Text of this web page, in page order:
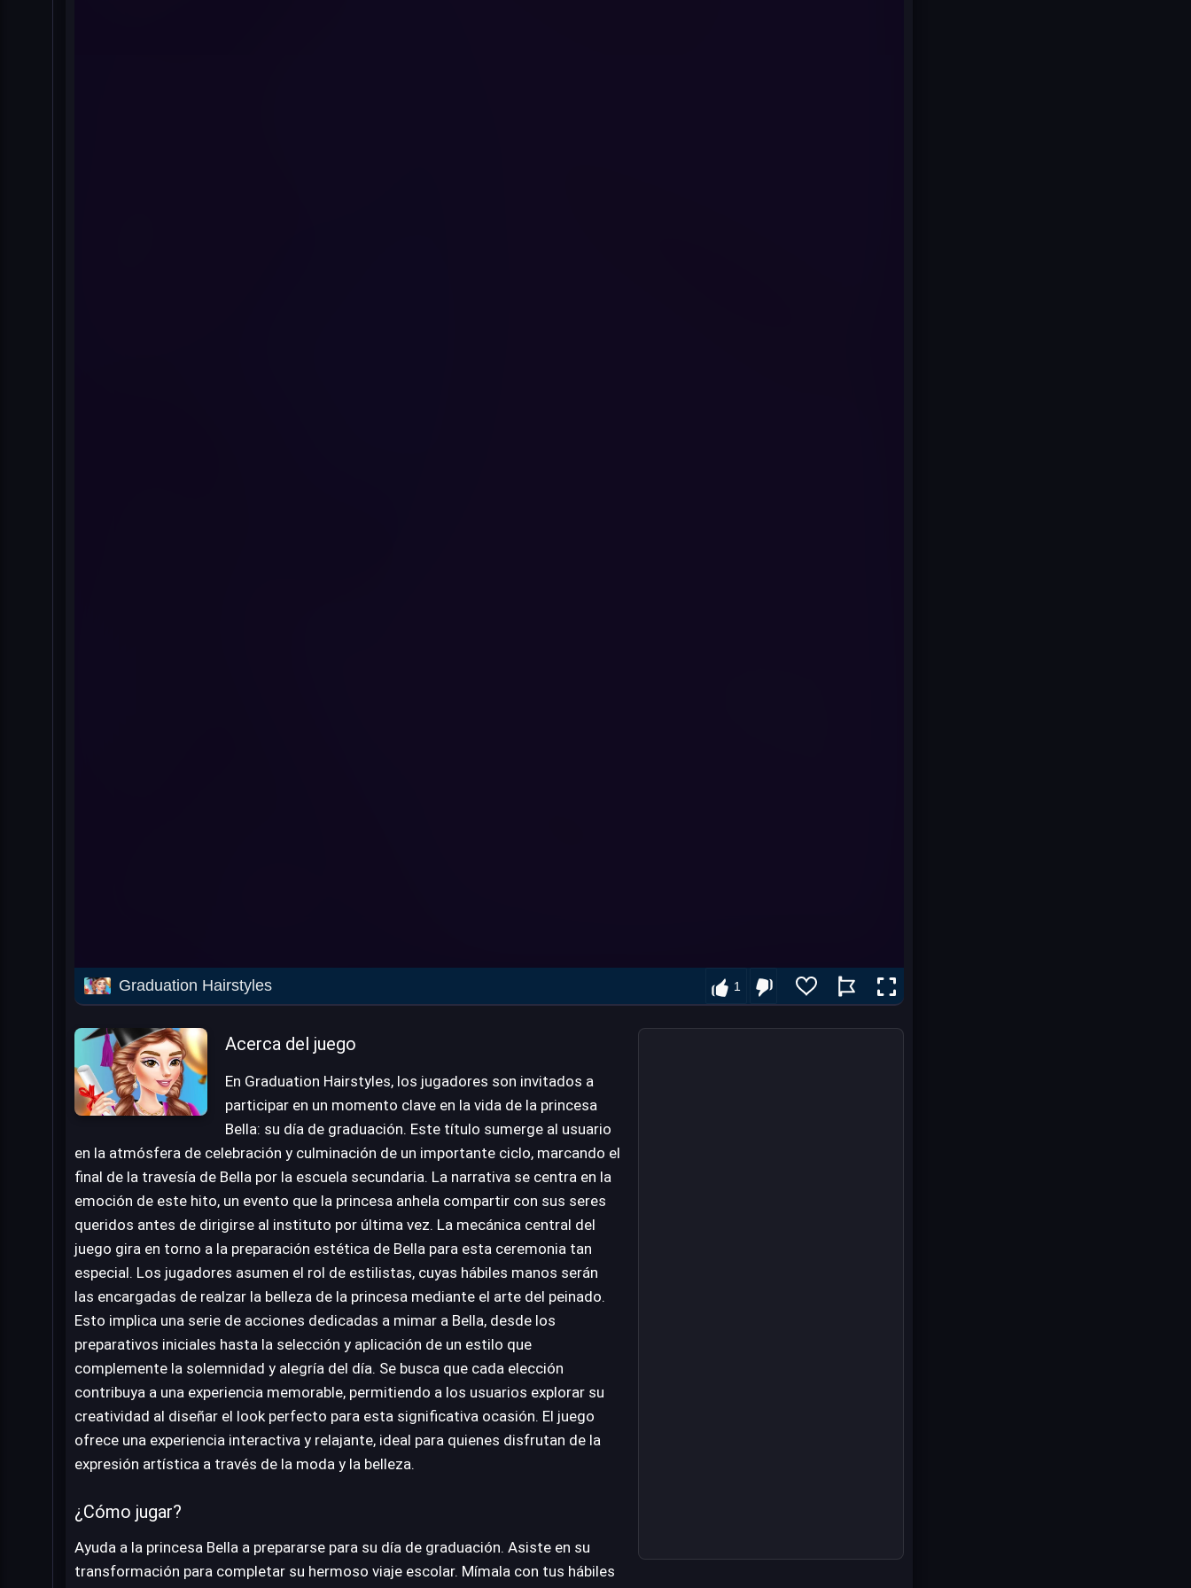
Graduation Hairstyles 1
Acerca del juego
En Graduation Hairstyles, los jugadores son invitados a
participar en un momento clave en la vida de la princesa
Bella: su día de graduación. Este título sumerge al usuario
en la atmósfera de celebración y culminación de un importante ciclo, marcando el
final de la travesía de Bella por la escuela secundaria. La narrativa se centra en la
emoción de este hito, un evento que la princesa anhela compartir con sus seres
queridos antes de dirigirse al instituto por última vez. La mecánica central del
juego gira en torno a la preparación estética de Bella para esta ceremonia tan
especial. Los jugadores asumen el rol de estilistas, cuyas hábiles manos serán
las encargadas de realzar la belleza de la princesa mediante el arte del peinado.
Esto implica una serie de acciones dedicadas a mimar a Bella, desde los
preparativos iniciales hasta la selección y aplicación de un estilo que
complemente la solemnidad y alegría del día. Se busca que cada elección
contribuya a una experiencia memorable, permitiendo a los usuarios explorar su
creatividad al diseñar el look perfecto para esta significativa ocasión. El juego
ofrece una experiencia interactiva y relajante, ideal para quienes disfrutan de la
expresión artística a través de la moda y la belleza.
¿Cómo jugar?
Ayuda a la princesa Bella a prepararse para su día de graduación. Asiste en su
transformación para completar su hermoso viaje escolar. Mímala con tus hábiles